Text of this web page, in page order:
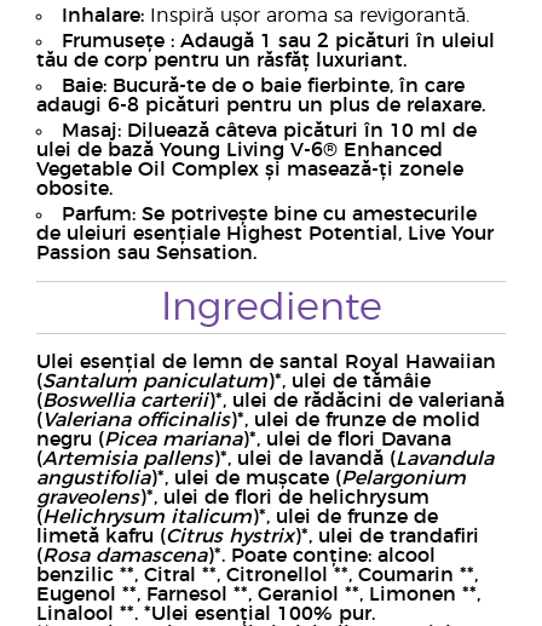
Inhalare:
Inspiră ușor aroma sa revigorantă.
Frumusețe : Adaugă 1 sau 2 picături în uleiul
tău de corp pentru un răsfăț luxuriant.
Baie: Bucură-te de o baie fierbinte, în care
adaugi 6-8 picături pentru un plus de relaxare.
Masaj: Diluează câteva picături în 10 ml de
ulei de bază Young Living V-6® Enhanced
Vegetable Oil Complex și masează-ți zonele
obosite.
Parfum: Se potrivește bine cu amestecurile
de uleiuri esențiale Highest Potential, Live Your
Passion sau Sensation.
Ingrediente
Ulei esențial de lemn de santal Royal Hawaiian
(Santalum paniculatum)*, ulei de tămâie
(Boswellia carterii)*, ulei de rădăcini de valeriană
(Valeriana officinalis)*, ulei de frunze de molid
negru (Picea mariana)*, ulei de flori Davana
(Artemisia pallens)*, ulei de lavandă (Lavandula
angustifolia)*, ulei de mușcate (Pelargonium
graveolens)*, ulei de flori de helichrysum
(Helichrysum italicum)*, ulei de frunze de
limetă kafru (Citrus hystrix)*, ulei de trandafiri
(Rosa damascena)*. Poate conține: alcool
benzilic **, Citral **, Citronellol **, Coumarin **,
Eugenol **, Farnesol **, Geraniol **, Limonen **,
Linalool **. *Ulei esențial 100% pur.